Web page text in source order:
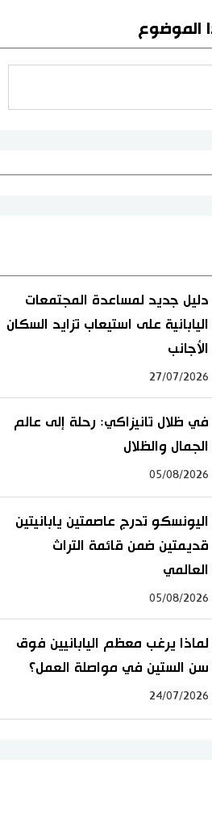
الموضوع
دليل جديد لمساعدة المجتمعات
اليابانية على استيعاب تزايد السكان
الأجانب
27/07/2026
في ظلال تانيزاكي: رحلة إلى عالم
الجمال والظلال
05/08/2026
اليونسكو تدرج عاصمتين يابانيتين
قديمتين ضمن قائمة التراث
العالمي
05/08/2026
لماذا يرغب معظم اليابانيين فوق
سن الستين في مواصلة العمل؟
24/07/2026